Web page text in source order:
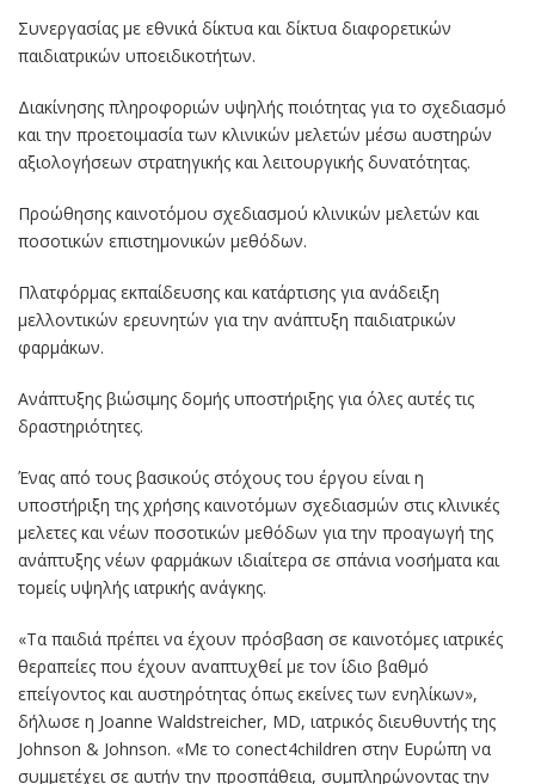
Συνεργασίας με εθνικά δίκτυα και δίκτυα διαφορετικών
παιδιατρικών υποειδικοτήτων.
Διακίνησης πληροφοριών υψηλής ποιότητας για το σχεδιασμό
και την προετοιμασία των κλινικών μελετών μέσω αυστηρών
αξιολογήσεων στρατηγικής και λειτουργικής δυνατότητας.
Προώθησης καινοτόμου σχεδιασμού κλινικών μελετών και
ποσοτικών επιστημονικών μεθόδων.
Πλατφόρμας εκπαίδευσης και κατάρτισης για ανάδειξη
μελλοντικών ερευνητών για την ανάπτυξη παιδιατρικών
φαρμάκων.
Ανάπτυξης βιώσιμης δομής υποστήριξης για όλες αυτές τις
δραστηριότητες.
Ένας από τους βασικούς στόχους του έργου είναι η
υποστήριξη της χρήσης καινοτόμων σχεδιασμών στις κλινικές
μελετες και νέων ποσοτικών μεθόδων για την προαγωγή της
ανάπτυξης νέων φαρμάκων ιδιαίτερα σε σπάνια νοσήματα και
τομείς υψηλής ιατρικής ανάγκης.
«Τα παιδιά πρέπει να έχουν πρόσβαση σε καινοτόμες ιατρικές
θεραπείες που έχουν αναπτυχθεί με τον ίδιο βαθμό
επείγοντος και αυστηρότητας όπως εκείνες των ενηλίκων»,
δήλωσε η Joanne Waldstreicher, MD, ιατρικός διευθυντής της
Johnson & Johnson. «Με το conect4children στην Ευρώπη να
συμμετέχει σε αυτήν την προσπάθεια, συμπληρώνοντας την